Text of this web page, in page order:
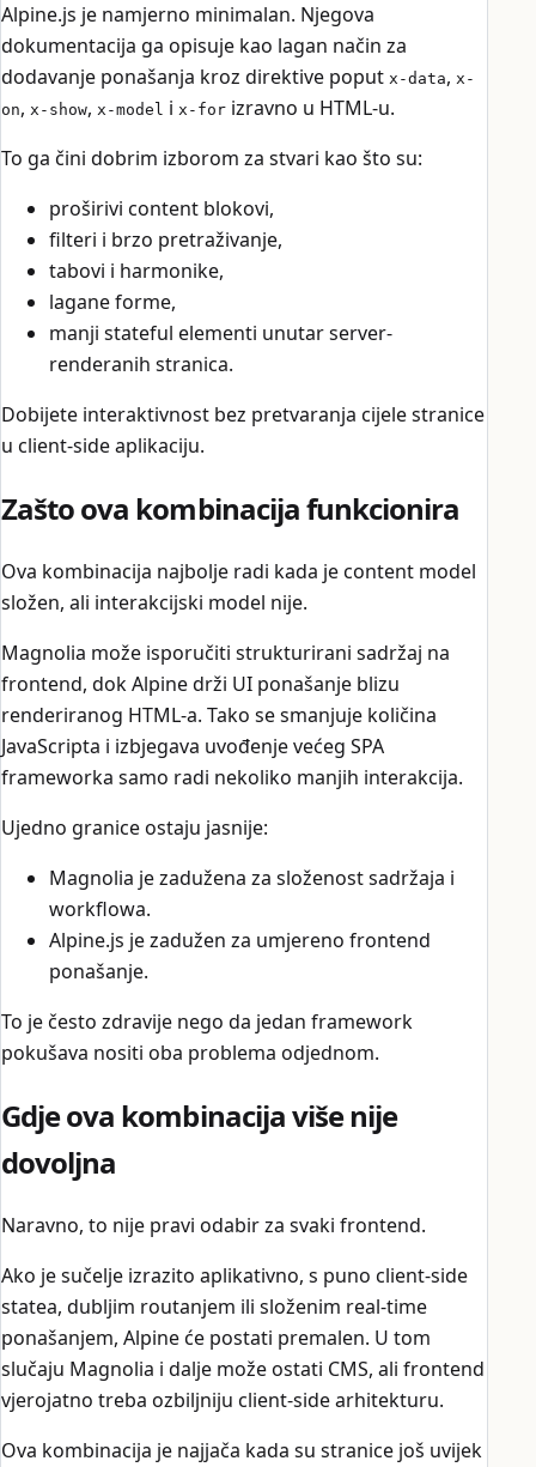
Alpine.js je namjerno minimalan. Njegova
dokumentacija ga opisuje kao lagan način za
dodavanje ponašanja kroz direktive poput x-data, x-
on, x-show, x-model i x-for izravno u HTML-u.
To ga čini dobrim izborom za stvari kao što su:
proširivi content blokovi,
filteri i brzo pretraživanje,
tabovi i harmonike,
lagane forme,
manji stateful elementi unutar server-
renderanih stranica.
Dobijete interaktivnost bez pretvaranja cijele stranice
u client-side aplikaciju.
Zašto ova kombinacija funkcionira
Ova kombinacija najbolje radi kada je content model
složen, ali interakcijski model nije.
Magnolia može isporučiti strukturirani sadržaj na
frontend, dok Alpine drži UI ponašanje blizu
renderiranog HTML-a. Tako se smanjuje količina
JavaScripta i izbjegava uvođenje većeg SPA
frameworka samo radi nekoliko manjih interakcija.
Ujedno granice ostaju jasnije:
Magnolia je zadužena za složenost sadržaja i
workflowa.
Alpine.js je zadužen za umjereno frontend
ponašanje.
To je često zdravije nego da jedan framework
pokušava nositi oba problema odjednom.
Gdje ova kombinacija više nije
dovoljna
Naravno, to nije pravi odabir za svaki frontend.
Ako je sučelje izrazito aplikativno, s puno client-side
statea, dubljim routanjem ili složenim real-time
ponašanjem, Alpine će postati premalen. U tom
slučaju Magnolia i dalje može ostati CMS, ali frontend
vjerojatno treba ozbiljniju client-side arhitekturu.
Ova kombinacija je najjača kada su stranice još uvijek